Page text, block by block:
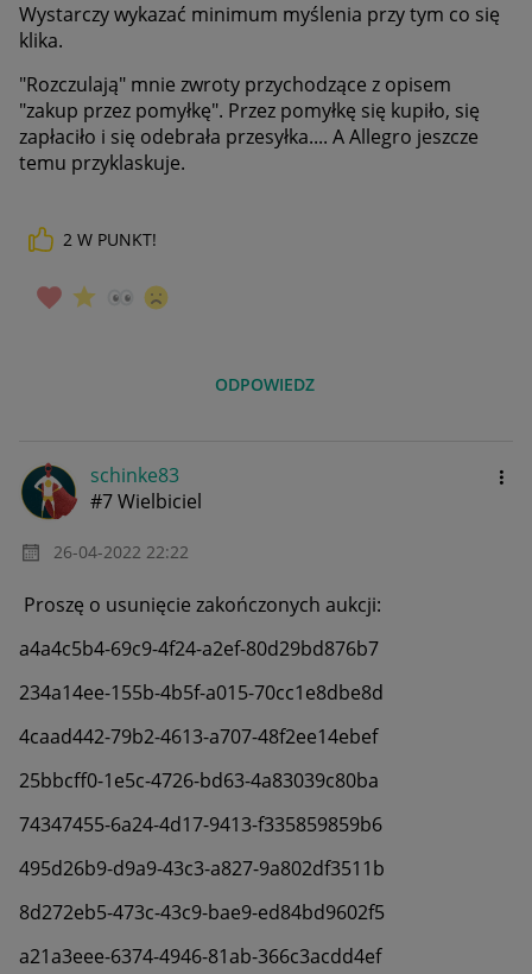
Wystarczy wykazać minimum myślenia przy tym co się
klika.
"Rozczulają" mnie zwroty przychodzące z opisem
"zakup przez pomyłkę". Przez pomyłkę się kupiło, się
zapłaciło i się odebrała przesyłka.... A Allegro jeszcze
temu przyklaskuje.
2 W PUNKT!
ODPOWIEDZ
schinke83
#7 Wielbiciel
‎26-04-2022 22:22
Proszę o usunięcie zakończonych aukcji:
a4a4c5b4-69c9-4f24-a2ef-80d29bd876b7
234a14ee-155b-4b5f-a015-70cc1e8dbe8d
4caad442-79b2-4613-a707-48f2ee14ebef
25bbcff0-1e5c-4726-bd63-4a83039c80ba
74347455-6a24-4d17-9413-f335859859b6
495d26b9-d9a9-43c3-a827-9a802df3511b
8d272eb5-473c-43c9-bae9-ed84bd9602f5
a21a3eee-6374-4946-81ab-366c3acdd4ef